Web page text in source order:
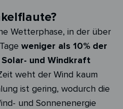
Wetterphase, in der über
weniger als 10% der
und Windkraft
weht der Wind kaum
ist gering, wodurch die
und Sonnenenergie